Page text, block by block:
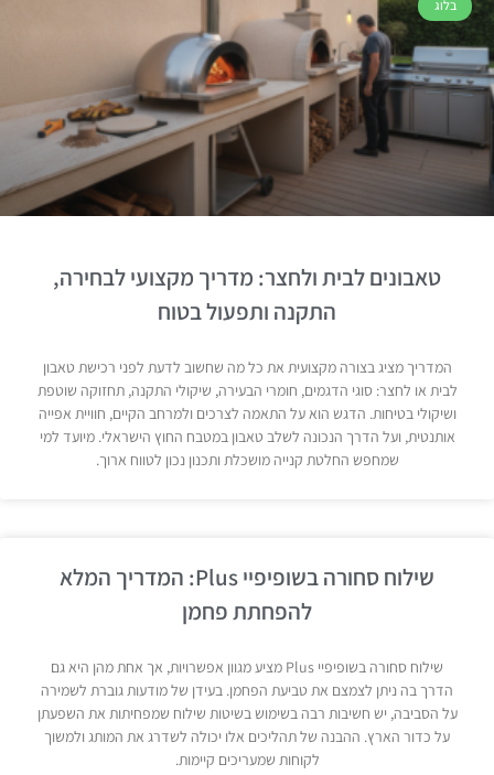
בלוג
טאבונים לבית ולחצר: מדריך מקצועי לבחירה,
התקנה ותפעול בטוח
המדריך מציג בצורה מקצועית את כל מה שחשוב לדעת לפני רכישת טאבון
לבית או לחצר: סוגי הדגמים, חומרי הבעירה, שיקולי התקנה, תחזוקה שוטפת
ושיקולי בטיחות. הדגש הוא על התאמה לצרכים ולמרחב הקיים, חוויית אפייה
אותנטית, ועל הדרך הנכונה לשלב טאבון במטבח החוץ הישראלי. מיועד למי
שמחפש החלטת קנייה מושכלת ותכנון נכון לטווח ארוך.
שילוח סחורה בשופיפיי Plus: המדריך המלא
להפחתת פחמן
שילוח סחורה בשופיפיי Plus מציע מגוון אפשרויות, אך אחת מהן היא גם
הדרך בה ניתן לצמצם את טביעת הפחמן. בעידן של מודעות גוברת לשמירה
על הסביבה, יש חשיבות רבה בשימוש בשיטות שילוח שמפחיתות את השפעתן
על כדור הארץ. ההבנה של תהליכים אלו יכולה לשדרג את המותג ולמשוך
לקוחות שמעריכים קיימות.